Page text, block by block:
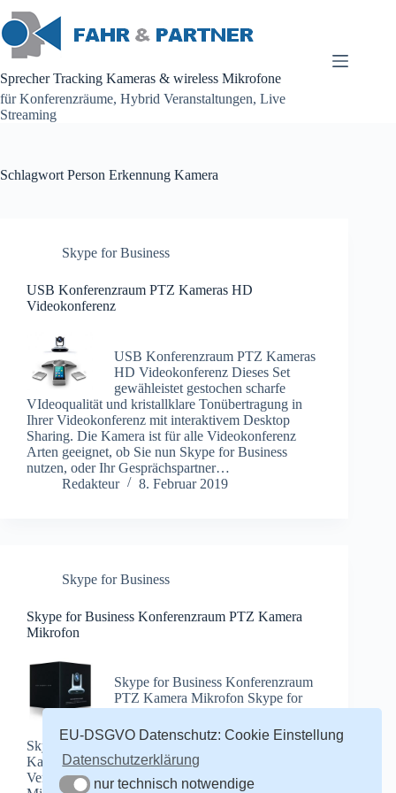
Inhalt
springen
Sprecher Tracking Kameras & wireless Mikrofone
für Konferenzräume, Hybrid Veranstaltungen, Live
Streaming
Schlagwort Person Erkennung Kamera
Skype for Business
USB Konferenzraum PTZ Kameras HD
Videokonferenz
USB Konferenzraum PTZ Kameras
HD Videokonferenz Dieses Set
gewähleistet gestochen scharfe
VIdeoqualität und kristallklare Tonübertragung in
Ihrer Videokonferenz mit interaktivem Desktop
Sharing. Die Kamera ist für alle Videokonferenz
Arten geeignet, ob Sie nun Skype for Business
nutzen, oder Ihr Gesprächspartner…
Redakteur
8. Februar 2019
Skype for Business
Skype for Business Konferenzraum PTZ Kamera
Mikrofon
Skype for Business Konferenzraum
PTZ Kamera Mikrofon Skype for
Kamera Mikrofon Angekis die
Skype for Business Kamera Diese Conference
Kamera bietet eine kristallklare Videokonferenz,
Verfolgung des aktiven Redners mit 1080p über
EU-DSGVO Datenschutz: Cookie Einstellung
Datenschutzerklärung
nur technisch notwendige
nur technisch notwendige